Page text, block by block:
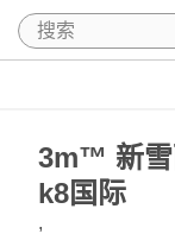
3m™ 新
k8国际
,